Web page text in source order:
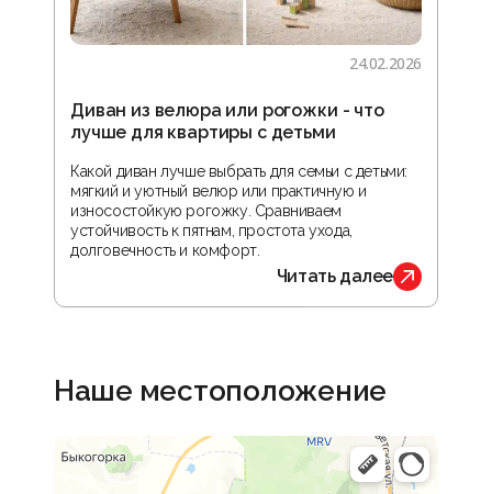
24.02.2026
Диван из велюра или рогожки - что
лучше для квартиры с детьми
Какой диван лучше выбрать для семьи с детьми:
мягкий и уютный велюр или практичную и
износостойкую рогожку. Сравниваем
устойчивость к пятнам, простота ухода,
долговечность и комфорт.
Читать далее
Наше местоположение